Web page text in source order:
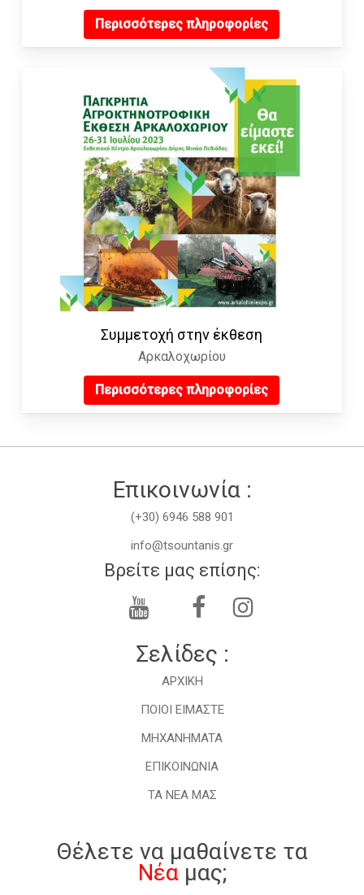
Περισσότερες πληροφορίες
Συμμετοχή στην έκθεση
Αρκαλοχωρίου
Περισσότερες πληροφορίες
Επικοινωνία :
(+30) 6946 588 901
info@tsountanis.gr
Βρείτε μας επίσης:
Σελίδες :
ΑΡΧΙΚΗ
ΠΟΙΟΙ ΕΙΜΑΣΤΕ
ΜHXANHMATA
ΕΠΙΚΟΙΝΩΝΙΑ
ΤΑ ΝΕΑ ΜΑΣ
Θέλετε να μαθαίνετε τα
Νέαμας;